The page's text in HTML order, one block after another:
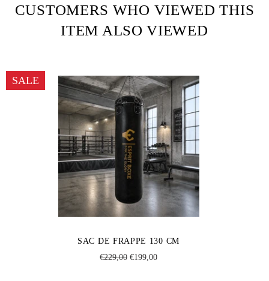
CUSTOMERS WHO VIEWED THIS
ITEM ALSO VIEWED
SAC DE FRAPPE 130 CM
Regular
€229,00Sale
€199,00
SALE